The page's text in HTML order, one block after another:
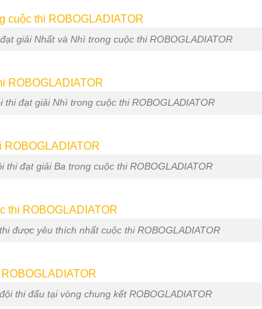
giải Nhất và Nhì trong cuộc thi ROBOGLADIATOR
thi đạt giải Nhì trong cuộc thi ROBOGLADIATOR
thi đạt giải Ba trong cuộc thi ROBOGLADIATOR
được yêu thích nhất cuộc thi ROBOGLADIATOR
thi đấu tại vòng chung kết ROBOGLADIATOR